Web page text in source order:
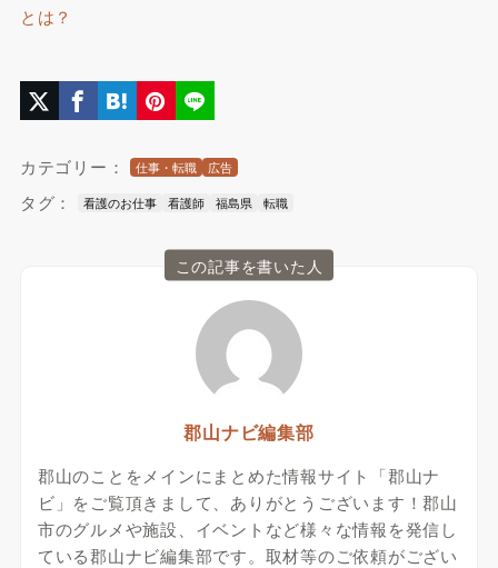
とは？
カテゴリー： 仕事・転職 広告
タグ： 看護のお仕事 看護師 福島県 転職
この記事を書いた人
郡山ナビ編集部
郡山のことをメインにまとめた情報サイト「郡山ナ
ビ」をご覧頂きまして、ありがとうございます！郡山
市のグルメや施設、イベントなど様々な情報を発信し
ている郡山ナビ編集部です。取材等のご依頼がござい